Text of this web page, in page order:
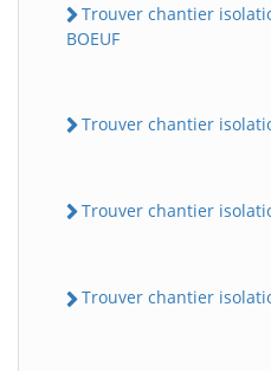
Trouver chantier
BOEUF
Trouver chantier
Trouver chantier
Trouver chantier